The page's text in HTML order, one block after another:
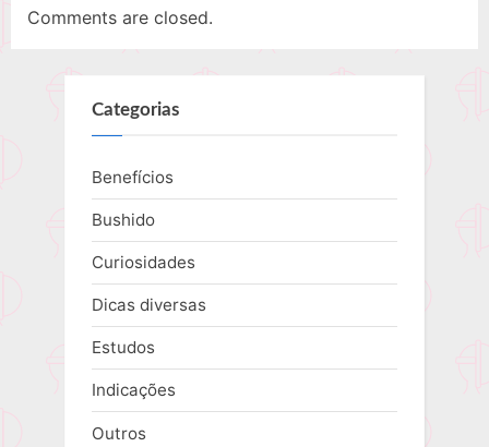
Comments are closed.
Categorias
Benefícios
Bushido
Curiosidades
Dicas diversas
Estudos
Indicações
Outros